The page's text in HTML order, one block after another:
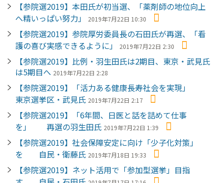
【参院選2019】本田氏が初当選、「薬剤師の地位向上
へ精いっぱい努力」
2019年7月22日 10:30
【参院選2019】参院厚労委員長の石田氏が再選、「看
護の喜び実感できるように」
2019年7月22日 2:30
【参院選2019】比例・羽生田氏は2期目、東京・武見氏
は5期目へ 2019年7月22日 2:28
【参院選2019】「活力ある健康長寿社会を実現」
東京選挙区・武見氏 2019年7月22日 2:17
【参院選2019】「6年間、日医と話を詰めて仕事
を」 再選の羽生田氏 2019年7月22日 1:39
【参院選2019】社会保障安定に向け「少子化対策」
を 自民・衛藤氏 2019年7月18日 19:33
【参院選2019】ネット活用で「参加型選挙」目指